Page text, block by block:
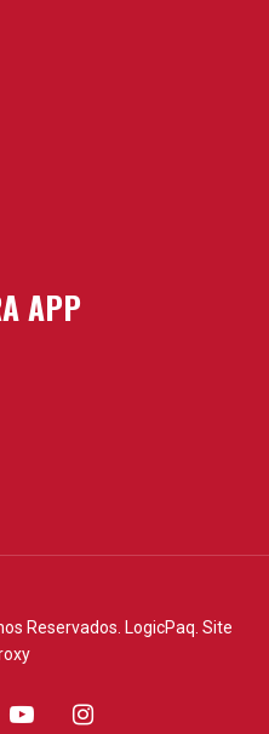
APP
Reservados. LogicPaq. Site
youtube instagram